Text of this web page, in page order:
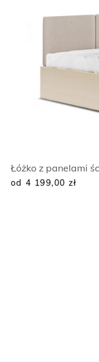
Łóżko z panelami
od 4 199,00 zł